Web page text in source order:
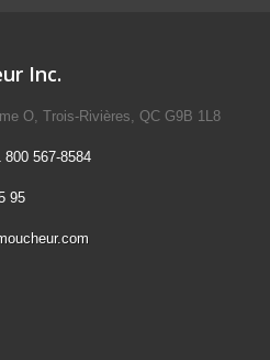
Inc.
O, Trois-Rivières, QC G9B 1L8
800 567-8584
95